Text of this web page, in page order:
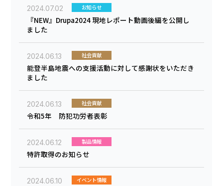
2024.07.02 お知らせ
『NEW』Drupa2024 現地レポート動画後編を公開し
ました
2024.06.13 社会貢献
能登半島地震への支援活動に対して感謝状をいただき
ました
2024.06.13 社会貢献
令和5年 防犯功労者表彰
2024.06.12 製品情報
特許取得のお知らせ
2024.06.10 イベント情報